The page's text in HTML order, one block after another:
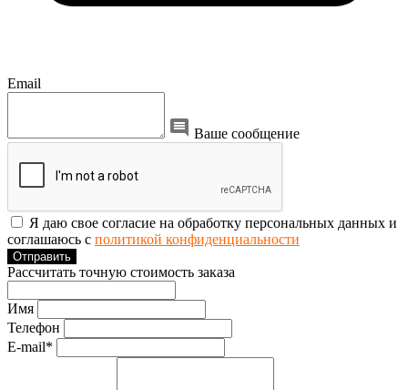
Email
Ваше сообщение
Я даю свое согласие на обработку персональных данных и
соглашаюсь с политикой конфиденциальности
Отправить
Рассчитать точную стоимость заказа
Имя
Телефон
E-mail*